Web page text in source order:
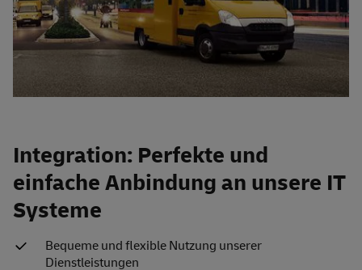
Integration: Perfekte und
einfache Anbindung an unsere IT
Systeme
Bequeme und flexible Nutzung unserer
Dienstleistungen